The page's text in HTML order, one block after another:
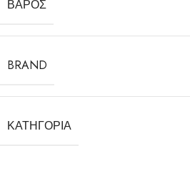
ΒΆΡΟΣ
BRAND
ΚΑΤΗΓΟΡΊΑ